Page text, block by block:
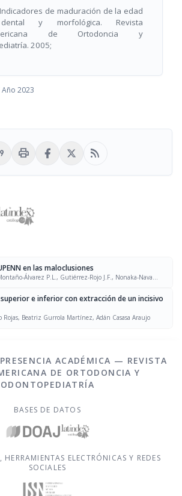
Indicadores de maduración de la edad
y morfológica. Revista
de Ortodoncia y
2005;
Año 2023
print rss_feed
en las maloclusiones
Álvarez P.L., Gutiérrez-Rojo J.F., Nonaka-Nava
e inferior con extracción de un incisivo
Rojas, Beatriz Gurrola Martínez, Adán Casasa Araujo
ACADÉMICA — REVISTA
DE ORTODONCIA Y
ODONTOPEDIATRÍA
BASES DE DATOS
HERRAMIENTAS ELECTRÓNICAS Y REDES
SOCIALES